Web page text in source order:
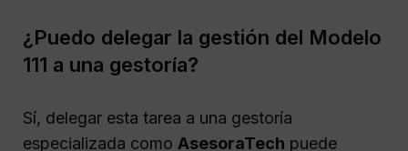
¿Puedo delegar la gestión del Modelo
111 a una gestoría?
Sí, delegar esta tarea a una gestoría
especializada como AsesoraTech puede